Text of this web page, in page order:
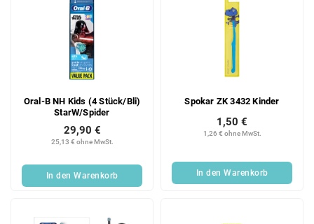
Oral-B NH Kids (4 Stück/Bli)
StarW/Spider
25,13 € ohne MwSt.
29,90 €
In den Warenkorb
Spokar ZK 3432 Kinder
1,26 € ohne MwSt.
1,50 €
In den Warenkorb